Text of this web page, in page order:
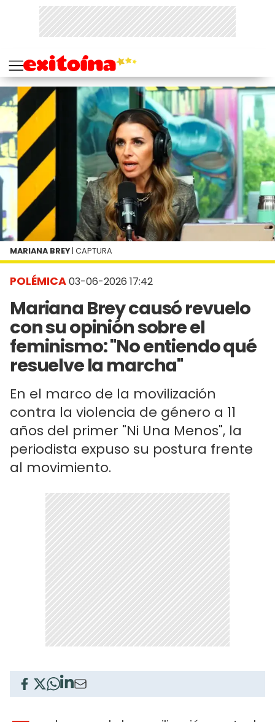
POLÉMICA03-06-2026 17:42
Mariana Brey causó revuelo
con su opinión sobre el
feminismo: "No entiendo qué
resuelve la marcha"
En el marco de la movilización
contra la violencia de género a 11
años del primer "Ni Una Menos", la
periodista expuso su postura frente
al movimiento.
MARIANA BREY| CAPTURA